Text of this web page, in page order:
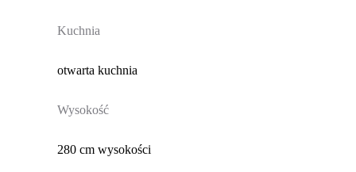
Kuchnia
otwarta kuchnia
Wysokość
280 cm wysokości